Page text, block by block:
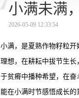
小满未满
2026-05-09 12:33:54
小满，是夏熟作物籽粒
理想，在耕耘中拔节生长
于贫瘠中播种希望，在
能在小满时节感悟成长